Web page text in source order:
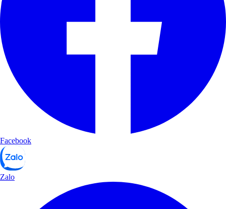
Facebook
Zalo